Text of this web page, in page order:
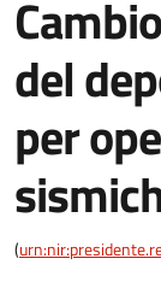
del
per
(